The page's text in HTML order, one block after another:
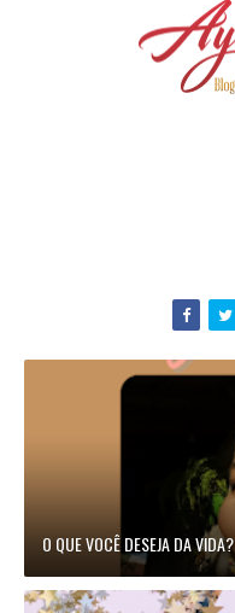
O QUE VOCÊ DESEJA DA VIDA?